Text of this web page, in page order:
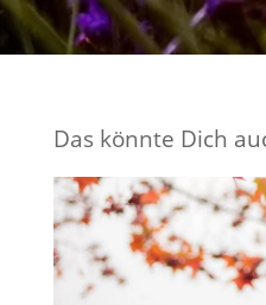
Das könnte Dich